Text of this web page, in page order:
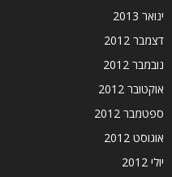
ינואר 2013
דצמבר 2012
נובמבר 2012
אוקטובר 2012
ספטמבר 2012
אוגוסט 2012
יולי 2012